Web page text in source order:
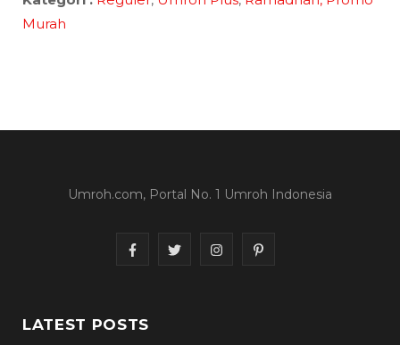
Murah
Umroh.com, Portal No. 1 Umroh Indonesia
F
c
T
I
P
LATEST POSTS